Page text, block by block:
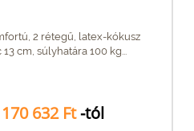
2 rétegű, latex-kókusz
cm, súlyhatára 100 kg...
170 632 Ft-tól